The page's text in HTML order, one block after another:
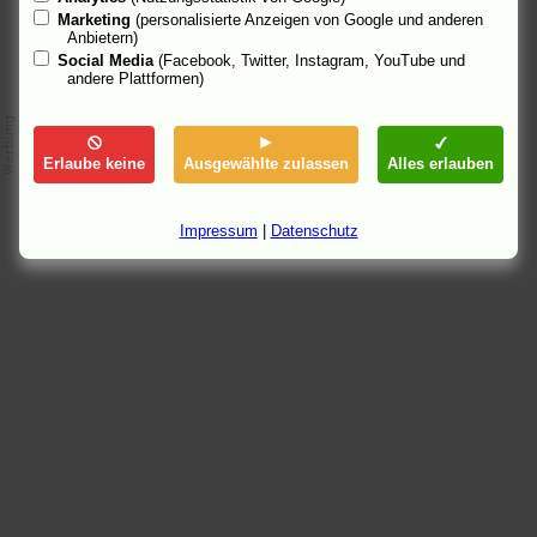
Marketing (personalisierte Anzeigen von Google und anderen
Anbietern)
Social Media (Facebook, Twitter, Instagram, YouTube und
andere Plattformen)
Erlaube keine Ausgewählte zulassen Alles erlauben
Impressum Datenschutz